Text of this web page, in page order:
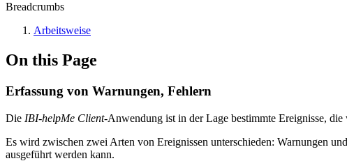
Breadcrumbs
Arbeitsweise
On this Page
Erfassung von Warnungen, Fehlern
Die IBI-helpMe Client-Anwendung ist in der Lage bestimmte Ereignisse, die
Es wird zwischen zwei Arten von Ereignissen unterschieden: Warnungen
ausgeführt werden kann.